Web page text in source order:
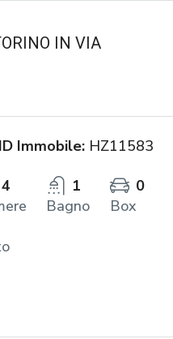
IN VIA
ID Immobile: HZ11583
4
1
Bagno
0
Box